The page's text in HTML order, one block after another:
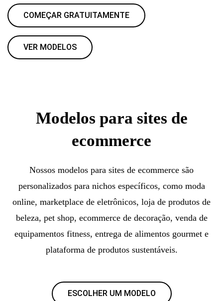
COMEÇAR GRATUITAMENTE
VER MODELOS
Modelos para sites de
ecommerce
Nossos modelos para sites de ecommerce são
personalizados para nichos específicos, como moda
online, marketplace de eletrônicos, loja de produtos de
beleza, pet shop, ecommerce de decoração, venda de
equipamentos fitness, entrega de alimentos gourmet e
plataforma de produtos sustentáveis.
ESCOLHER UM MODELO